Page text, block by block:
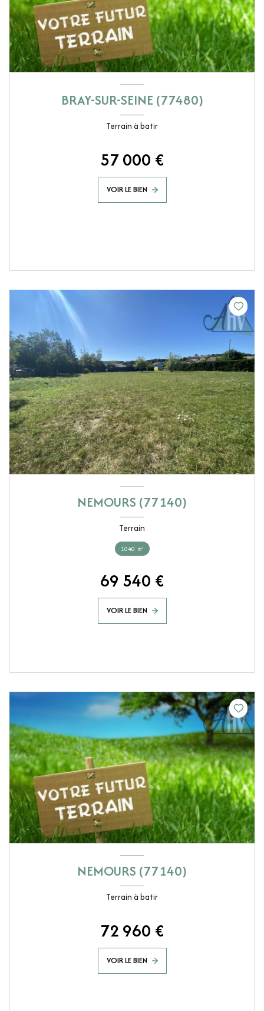
BRAY-SUR-SEINE (77480)
Terrain à batir
57 000 €
VOIR LE BIEN
NEMOURS (77140)
Terrain
1040 ㎡
69 540 €
VOIR LE BIEN
NEMOURS (77140)
Terrain à batir
72 960 €
VOIR LE BIEN